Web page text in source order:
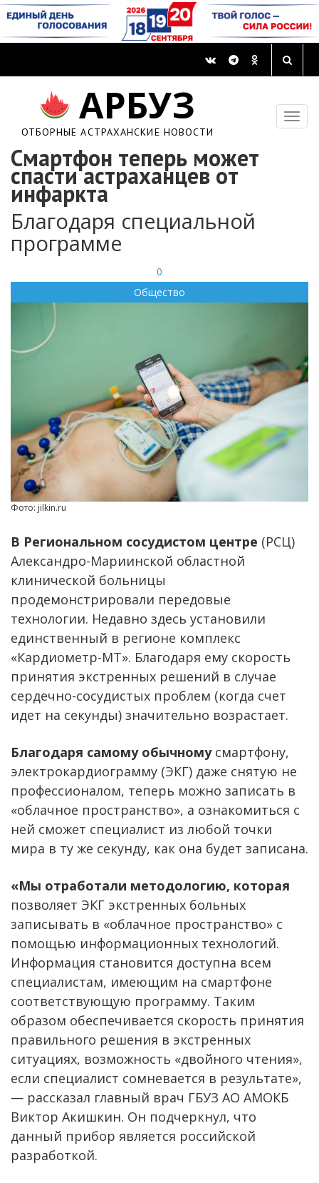
АРБУЗ
ОТБОРНЫЕ АСТРАХАНСКИЕ НОВОСТИ
Смартфон теперь может
спасти астраханцев от
инфаркта
Благодаря специальной
программе
0
Общество
Фото: jilkin.ru
В Региональном сосудистом центре (РСЦ)
Александро-Мариинской областной
клинической больницы
продемонстрировали передовые
технологии. Недавно здесь установили
единственный в регионе комплекс
«Кардиометр-МТ». Благодаря ему скорость
принятия экстренных решений в случае
сердечно-сосудистых проблем (когда счет
идет на секунды) значительно возрастает.
Благодаря самому обычномусмартфону,
электрокардиограмму (ЭКГ) даже снятую не
профессионалом, теперь можно записать в
«облачное пространство», а ознакомиться с
ней сможет специалист из любой точки
мира в ту же секунду, как она будет записана.
«Мы отработали методологию, которая
позволяет ЭКГ экстренных больных
записывать в «облачное пространство» с
помощью информационных технологий.
Информация становится доступна всем
специалистам, имеющим на смартфоне
соответствующую программу. Таким
образом обеспечивается скорость принятия
правильного решения в экстренных
ситуациях, возможность «двойного чтения»,
если специалист сомневается в результате»,
— рассказал главный врач ГБУЗ АО АМОКБ
Виктор Акишкин. Он подчеркнул, что
данный прибор является российской
разработкой.